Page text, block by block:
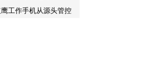
工作手机从源头管控